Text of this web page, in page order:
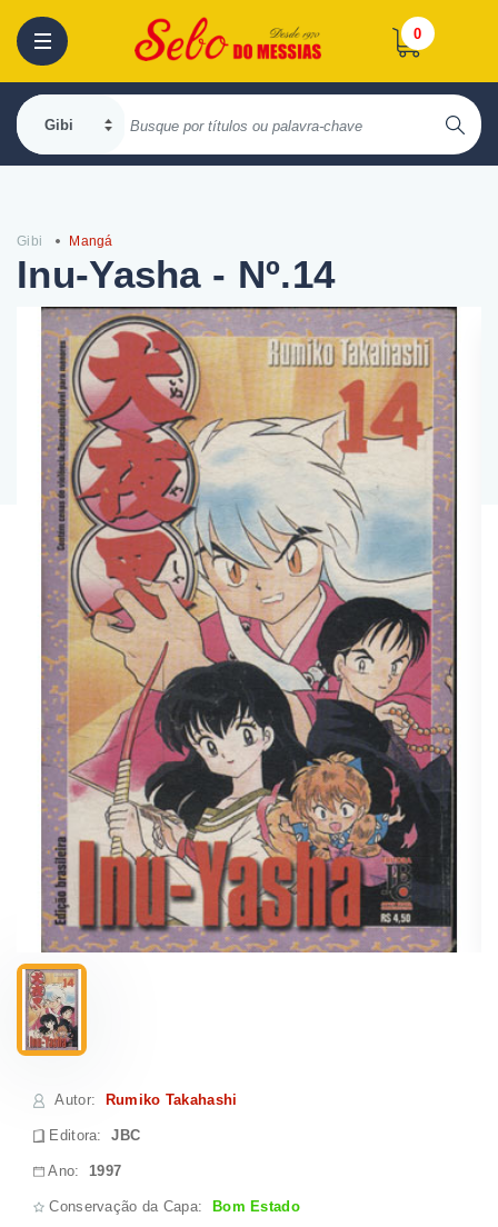
0
Gibi Mangá
Inu-Yasha - Nº.14
Autor: Rumiko Takahashi
Editora:JBC
Ano: 1997
Conservação da Capa: Bom Estado